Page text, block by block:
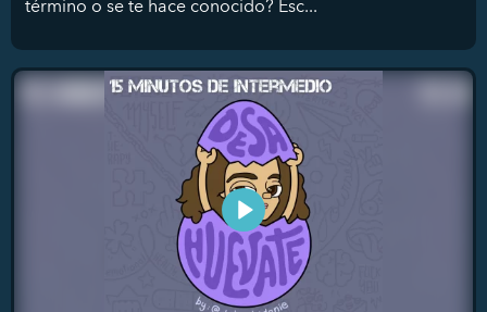
término o se te hace conocido? Esc...